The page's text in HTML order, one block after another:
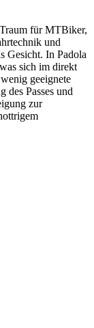
für MTBiker,
und
Gesicht. In Padola
sich im direkt
geeignete
des Passes und
zur